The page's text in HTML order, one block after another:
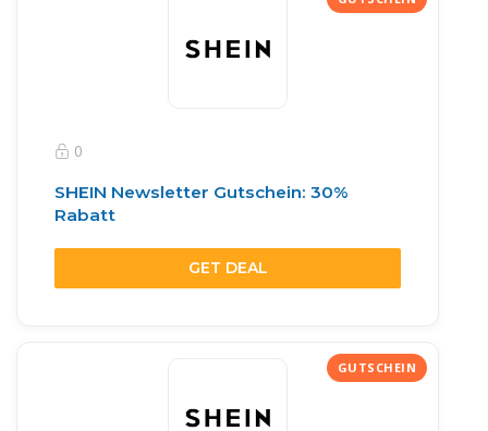
0
SHEIN Newsletter Gutschein: 30%
Rabatt
GET DEAL